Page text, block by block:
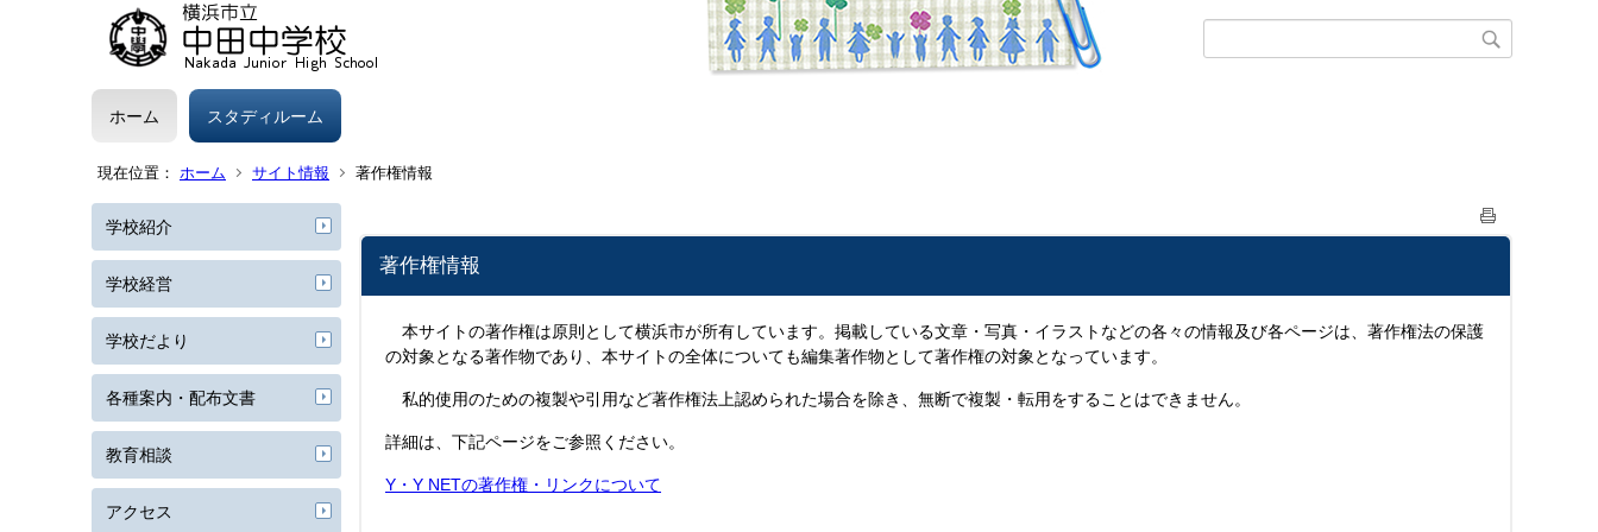
ホーム スタディルーム
現在位置： ホーム サイト情報 著作権情報
学校紹介
学校経営
学校だより
各種案内・配布文書
教育相談
アクセス
著作権情報
本サイトの著作権は原則として横浜市が所有しています。掲載している文章・写真・イラストなどの各々の情報及び各ページは、著作権法の保護
の対象となる著作物であり、本サイトの全体についても編集著作物として著作権の対象となっています。
私的使用のための複製や引用など著作権法上認められた場合を除き、無断で複製・転用をすることはできません。
詳細は、下記ページをご参照ください。
Y・Y NETの著作権・リンクについて